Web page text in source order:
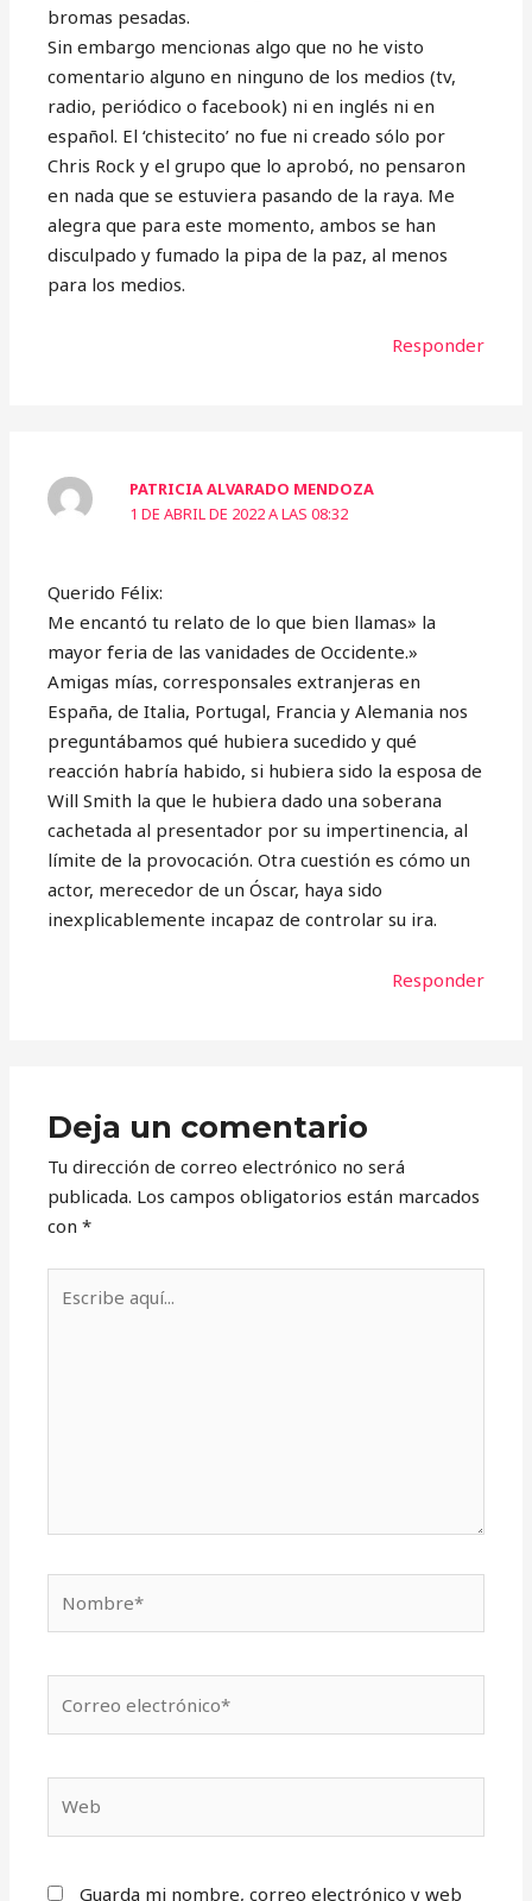
bromas pesadas.
Sin embargo mencionas algo que no he visto
comentario alguno en ninguno de los medios (tv,
radio, periódico o facebook) ni en inglés ni en
español. El ‘chistecito’ no fue ni creado sólo por
Chris Rock y el grupo que lo aprobó, no pensaron
en nada que se estuviera pasando de la raya. Me
alegra que para este momento, ambos se han
disculpado y fumado la pipa de la paz, al menos
para los medios.
Responder
PATRICIA ALVARADO MENDOZA
1 DE ABRIL DE 2022 A LAS 08:32
Querido Félix:
Me encantó tu relato de lo que bien llamas» la
mayor feria de las vanidades de Occidente.»
Amigas mías, corresponsales extranjeras en
España, de Italia, Portugal, Francia y Alemania nos
preguntábamos qué hubiera sucedido y qué
reacción habría habido, si hubiera sido la esposa de
Will Smith la que le hubiera dado una soberana
cachetada al presentador por su impertinencia, al
límite de la provocación. Otra cuestión es cómo un
actor, merecedor de un Óscar, haya sido
inexplicablemente incapaz de controlar su ira.
Responder
Deja un comentario
Tu dirección de correo electrónico no será
publicada. Los campos obligatorios están marcados
con*
aquí...
electrónico*
Guarda mi nombre, correo electrónico y web